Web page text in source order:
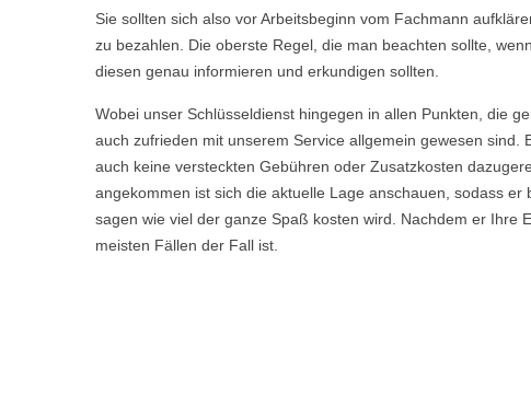
Sie sollten sich also vor Arbeitsbeginn vom Fachmann
zu bezahlen. Die oberste Regel, die man beachten sollte,
diesen genau informieren und erkundigen sollten.
Wobei unser Schlüsseldienst hingegen in allen Punkten, die
auch zufrieden mit unserem Service allgemein gewesen
auch keine versteckten Gebühren oder Zusatzkosten
angekommen ist sich die aktuelle Lage anschauen, sodass
sagen wie viel der ganze Spaß kosten wird. Nachdem er Ihre
meisten Fällen der Fall ist.